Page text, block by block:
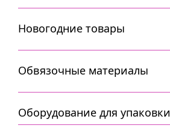
Новогодние товары
Обвязочные материалы
Оборудование для упаковки